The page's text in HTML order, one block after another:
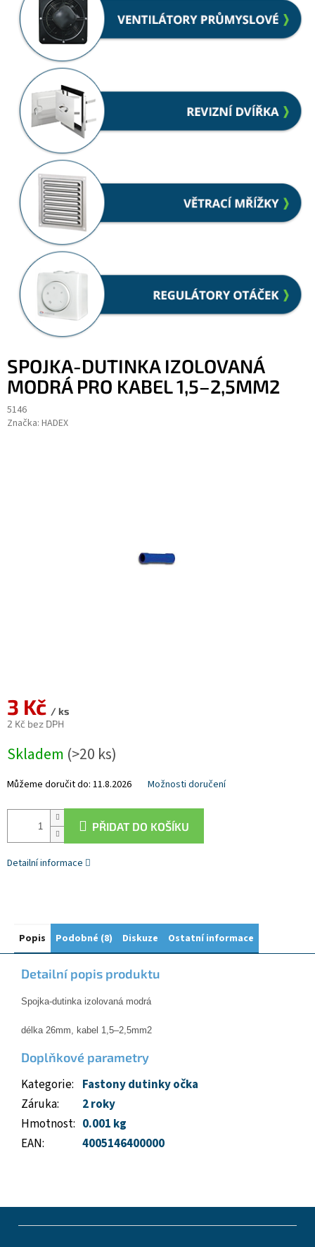
SPOJKA-DUTINKA IZOLOVANÁ
MODRÁ PRO KABEL 1,5–2,5MM2
5146
Značka: HADEX
3 Kč / ks
2 Kč bez DPH
cena:
Skladem (>20 ks)
Můžeme doručit do: 11.8.2026 Možnosti doručení
PŘIDAT DO KOŠÍKU
Detailní informace
Popis Podobné (8) Diskuze Ostatní informace
Detailní popis produktu
Spojka-dutinka izolovaná modrá
délka 26mm, kabel 1,5–2,5mm2
Doplňkové parametry
Kategorie: Fastony dutinky očka
Záruka:
2 roky
Hmotnost: 0.001 kg
EAN: 4005146400000